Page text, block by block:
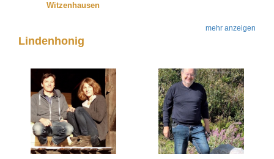
Witzenhausen
mehr anzeigen
Lindenhonig